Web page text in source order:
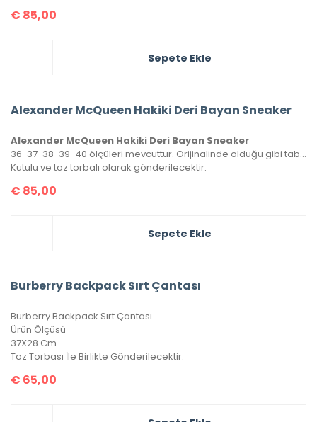
€ 85,00
Sepete Ekle
Alexander McQueen Hakiki Deri Bayan Sneaker
Alexander McQueen Hakiki Deri Bayan Sneaker
36-37-38-39-40 ölçüleri mevcuttur. Orijinalinde olduğu gibi tabanın sadece üst yarısı dikişlidir.
Kutulu ve toz torbalı olarak gönderilecektir.
€ 85,00
Sepete Ekle
Burberry Backpack Sırt Çantası
Burberry Backpack Sırt Çantası
Ürün Ölçüsü
37X28 Cm
Toz Torbası İle Birlikte Gönderilecektir.
€ 65,00